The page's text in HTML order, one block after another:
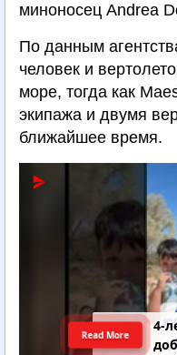
миноносец Andrea
По данным
человек и
море, тогда как
экипажа и двумя
ближайшее время.
4-
Read More